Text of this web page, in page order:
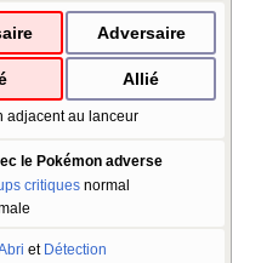
Adversaire
Allié
adjacent au lanceur
le Pokémon adverse
critiquesnormal
et Détection